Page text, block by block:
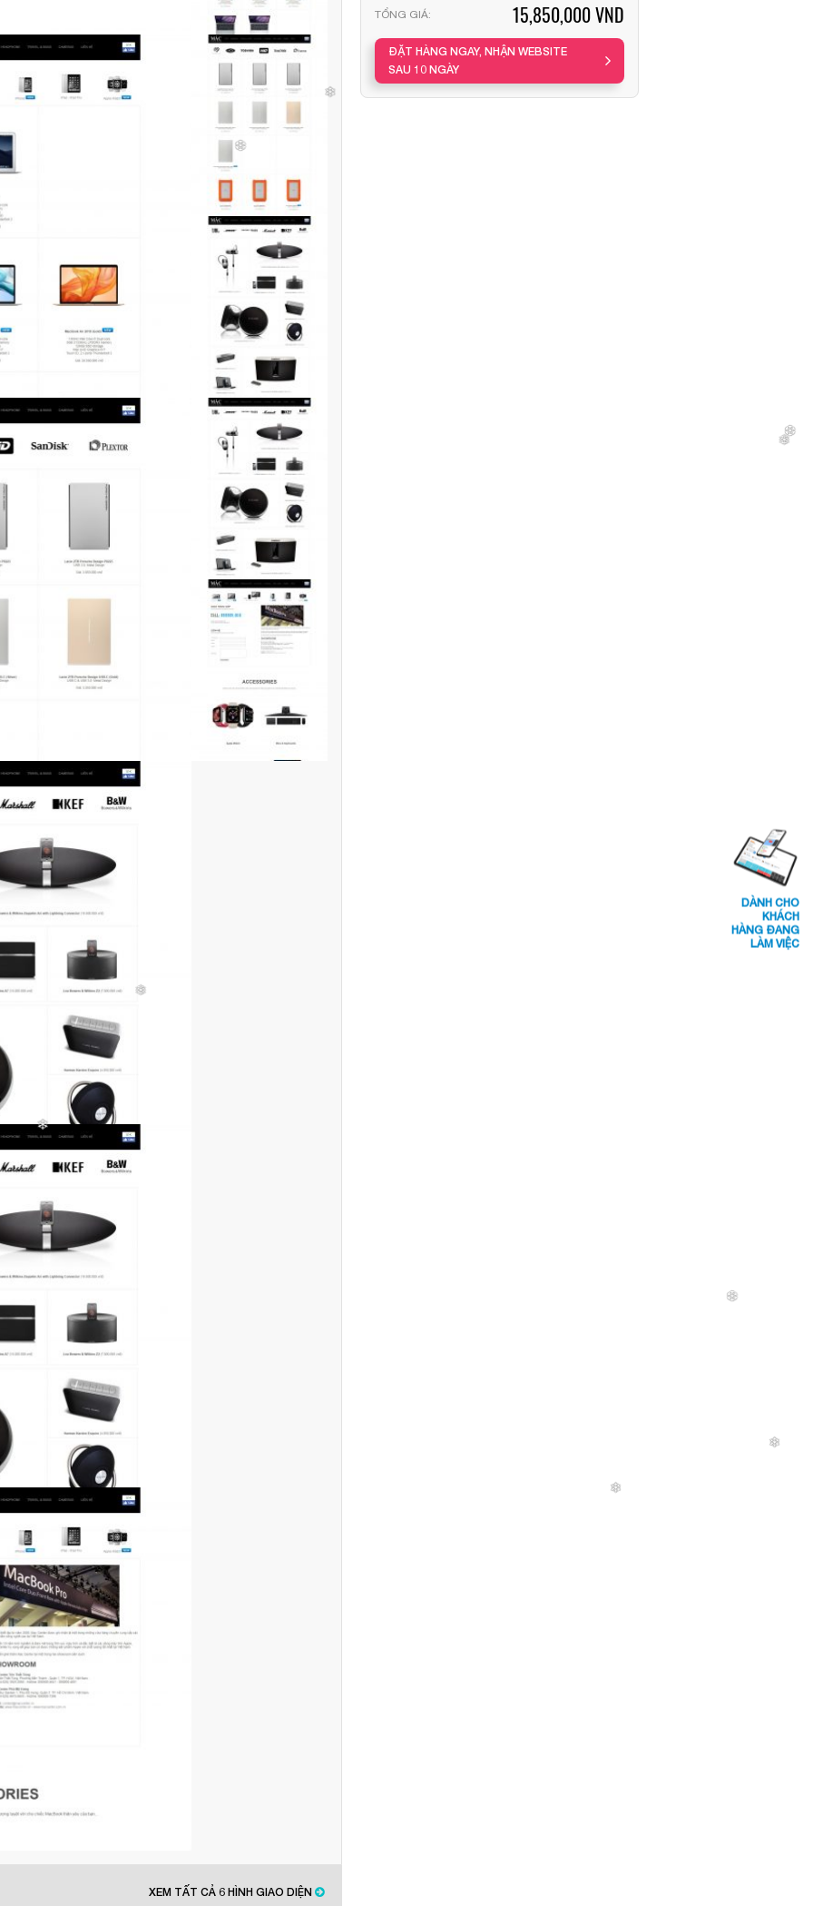
XEM TẤT CẢ 6 HÌNH GIAO DIỆN
TỔNG GIÁ: 15,850,000 VND
ĐẶT HÀNG NGAY, NHẬN WEBSITE
SAU 10 NGÀY
❆
❄
❄
DÀNH CHO
KHÁCH
HÀNG ĐANG
LÀM VIỆC
cung cấp cho quý khách qua hệ